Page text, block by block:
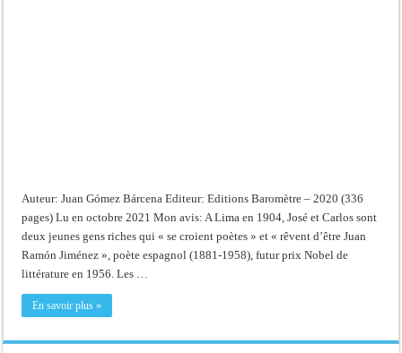
Auteur: Juan Gómez Bárcena Editeur: Editions Baromètre – 2020 (336
pages) Lu en octobre 2021 Mon avis: A Lima en 1904, José et Carlos sont
deux jeunes gens riches qui « se croient poètes » et « rêvent d’être Juan
Ramón Jiménez », poète espagnol (1881-1958), futur prix Nobel de
littérature en 1956. Les …
En savoir plus »